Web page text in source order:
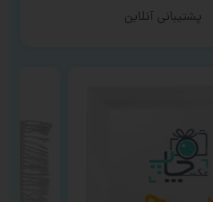
پشتیبانی آنلاین